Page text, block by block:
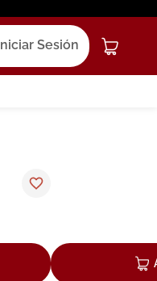
Iniciar Sesión